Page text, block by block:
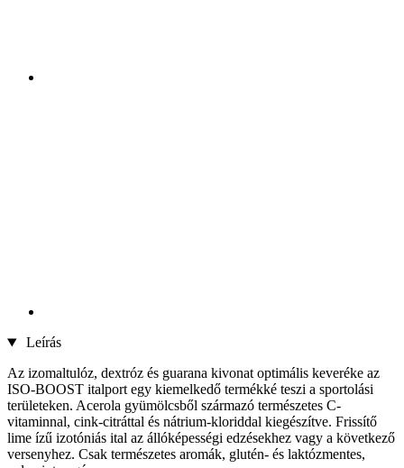
Leírás
Az izomaltulóz, dextróz és guarana kivonat optimális keveréke az
ISO-BOOST italport egy kiemelkedő termékké teszi a sportolási
területeken. Acerola gyümölcsből származó természetes C-
vitaminnal, cink-citráttal és nátrium-kloriddal kiegészítve. Frissítő
lime ízű izotóniás ital az állóképességi edzésekhez vagy a következő
versenyhez. Csak természetes aromák, glutén- és laktózmentes,